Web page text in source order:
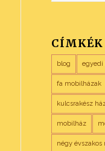
CÍMKÉK
blog egyedi
fa mobilházak
kulcsrakész
mobilház
négy